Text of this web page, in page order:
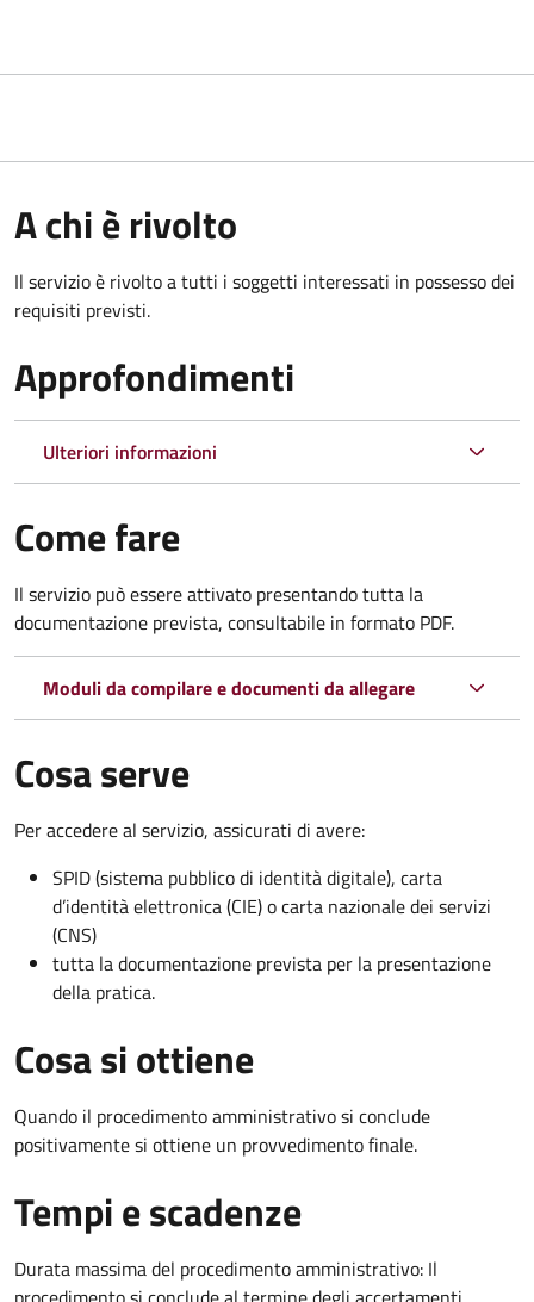
A chi è rivolto
Il servizio è rivolto a tutti i soggetti interessati in possesso dei
requisiti previsti.
Approfondimenti
Ulteriori informazioni
Come fare
Il servizio può essere attivato presentando tutta la
documentazione prevista, consultabile in formato PDF.
Moduli da compilare e documenti da allegare
Cosa serve
Per accedere al servizio, assicurati di avere:
SPID (sistema pubblico di identità digitale), carta
d’identità elettronica (CIE) o carta nazionale dei servizi
(CNS)
tutta la documentazione prevista per la presentazione
della pratica.
Cosa si ottiene
Quando il procedimento amministrativo si conclude
positivamente si ottiene un provvedimento finale.
Tempi e scadenze
Durata massima del procedimento amministrativo: Il